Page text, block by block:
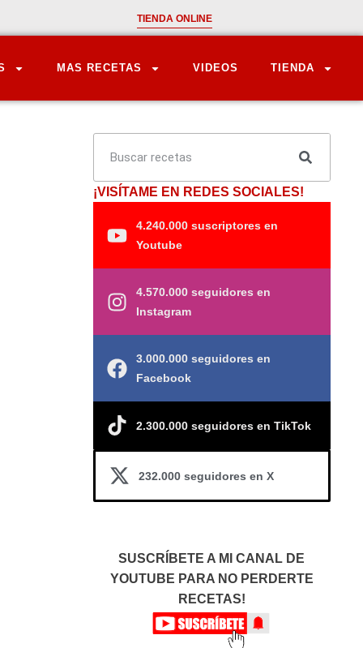
TIENDA ONLINE
MAS RECETAS VIDEOS TIENDA
¡VISÍTAME EN REDES SOCIALES!
4.240.000 suscriptores en
Youtube
4.570.000 seguidores en
Instagram
3.000.000 seguidores en
Facebook
2.300.000 seguidores en TikTok
232.000 seguidores en X
SUSCRÍBETE A MI CANAL DE
YOUTUBE PARA NO PERDERTE
RECETAS!